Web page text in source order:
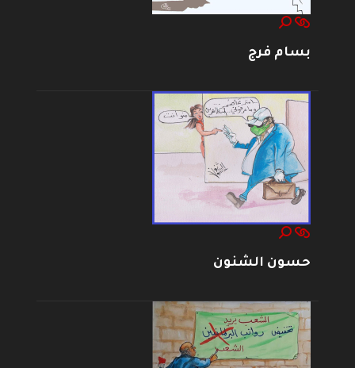
بسام فرج
حسون الشنون